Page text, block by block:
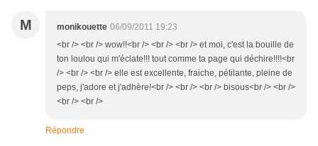
M monikouette 06/09/2011 19:23
<br /> <br /> wow!!<br /> <br /> <br /> et moi, c'est la bouille de
ton loulou qui m'éclate!!! tout comme ta page qui déchire!!!!<br
/> <br /> <br /> elle est excellente, fraiche, pétilante, pleine de
peps, j'adore et j'adhère!<br /> <br /> <br /> bisous<br /> <br />
<br /> <br />
Répondre